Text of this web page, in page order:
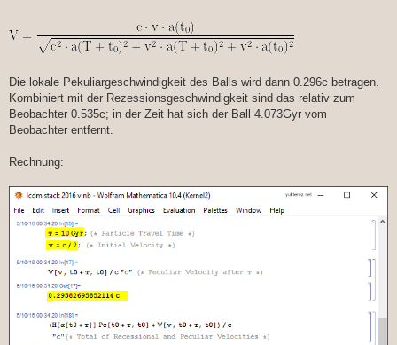
Die lokale Pekuliargeschwindigkeit des Balls wird dann 0.296c betragen.
Kombiniert mit der Rezessionsgeschwindigkeit sind das relativ zum
Beobachter 0.535c; in der Zeit hat sich der Ball 4.073Gyr vom
Beobachter entfernt.
Rechnung: